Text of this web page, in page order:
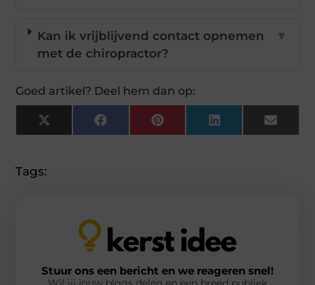
Kan ik vrijblijvend contact opnemen
met de chiropractor?
▼
Goed artikel? Deel hem dan op:
X
(Twitter)
FacebookPinterestLinkedInEmail
Tags:
Stuur ons een bericht en we reageren snel!